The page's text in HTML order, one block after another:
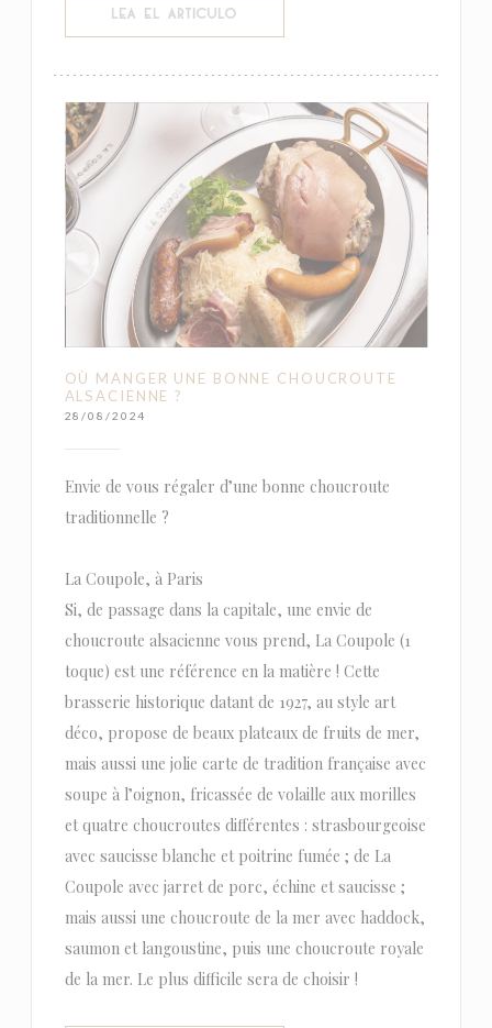
LEA EL ARTICULO
OÙ MANGER UNE BONNE CHOUCROUTE
ALSACIENNE ?
28/08/2024
Envie de vous régaler d’une bonne choucroute
traditionnelle ?
La Coupole, à Paris
Si, de passage dans la capitale, une envie de
choucroute alsacienne vous prend, La Coupole (1
toque) est une référence en la matière ! Cette
brasserie historique datant de 1927, au style art
déco, propose de beaux plateaux de fruits de mer,
mais aussi une jolie carte de tradition française avec
soupe à l’oignon, fricassée de volaille aux morilles
et quatre choucroutes différentes : strasbourgeoise
avec saucisse blanche et poitrine fumée ; de La
Coupole avec jarret de porc, échine et saucisse ;
mais aussi une choucroute de la mer avec haddock,
saumon et langoustine, puis une choucroute royale
de la mer. Le plus difficile sera de choisir !